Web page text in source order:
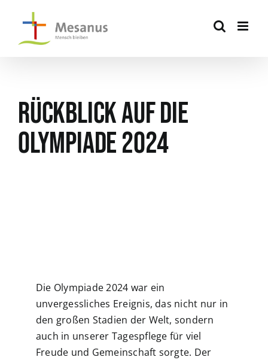
content
Rückblick auf die
Olympiade 2024
Die Olympiade 2024 war ein
unvergessliches Ereignis, das nicht nur in
den großen Stadien der Welt, sondern
auch in unserer Tagespflege für viel
Freude und Gemeinschaft sorgte. Der